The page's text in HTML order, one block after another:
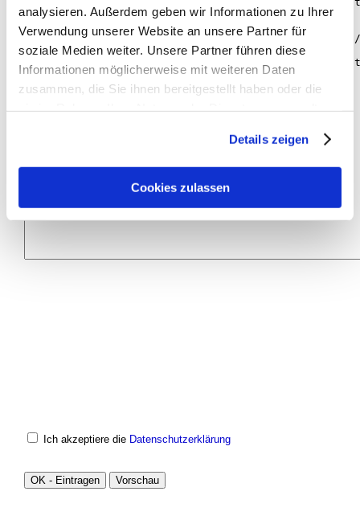
analysieren. Außerdem geben wir Informationen zu Ihrer
Verwendung unserer Website an unsere Partner für
soziale Medien weiter. Unsere Partner führen diese
Informationen möglicherweise mit weiteren Daten
zusammen, die Sie ihnen bereitgestellt haben oder die
Sie unsere Webseite weiterhin nutzen.
Details zeigen
Cookies zulassen
Ich akzeptiere die Datenschutzerklärung